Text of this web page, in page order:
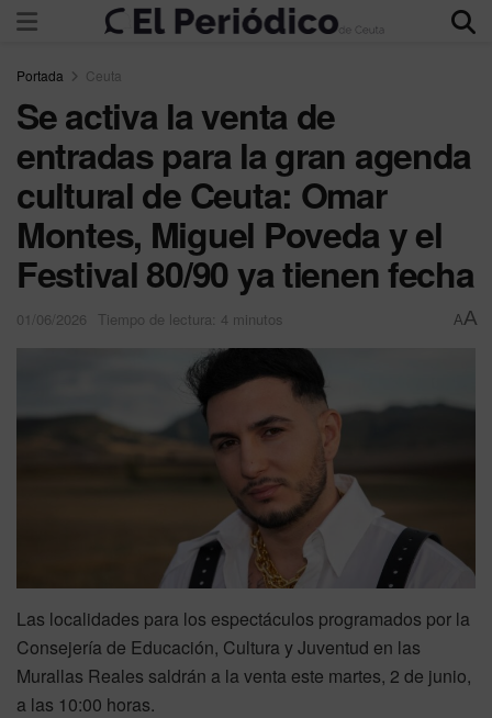
Portada Ceuta
Se activa la venta de
entradas para la gran agenda
cultural de Ceuta: Omar
Montes, Miguel Poveda y el
Festival 80/90 ya tienen fecha
01/06/2026 Tiempo de lectura: 4 minutos AA
Las localidades para los espectáculos programados por la
Consejería de Educación, Cultura y Juventud en las
Murallas Reales saldrán a la venta este martes, 2 de junio,
a las 10:00 horas.